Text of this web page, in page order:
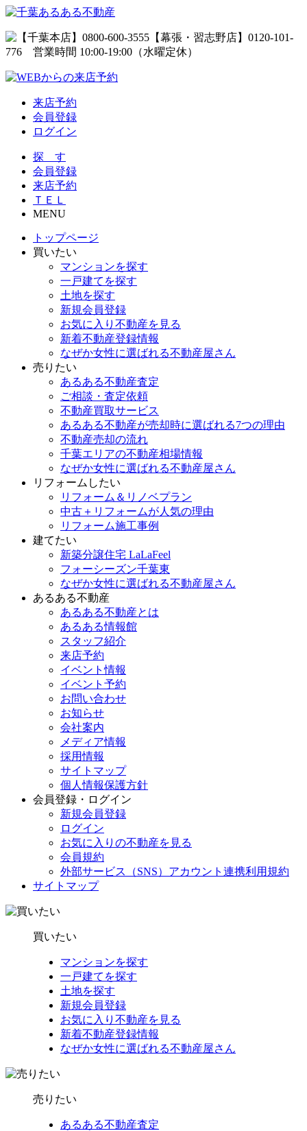
来店予約
会員登録
ログイン
探 す
会員登録
来店予約
ＴＥＬ
MENU
トップページ
買いたい
マンションを探す
一戸建てを探す
土地を探す
新規会員登録
お気に入り不動産を見る
新着不動産登録情報
なぜか女性に選ばれる不動産屋さん
売りたい
あるある不動産査定
ご相談・査定依頼
不動産買取サービス
あるある不動産が売却時に選ばれる7つの理由
不動産売却の流れ
千葉エリアの不動産相場情報
なぜか女性に選ばれる不動産屋さん
リフォームしたい
リフォーム＆リノベプラン
中古＋リフォームが人気の理由
リフォーム施工事例
建てたい
新築分譲住宅 LaLaFeel
フォーシーズン千葉東
なぜか女性に選ばれる不動産屋さん
あるある不動産
あるある不動産とは
あるある情報館
スタッフ紹介
来店予約
イベント情報
イベント予約
お問い合わせ
お知らせ
会社案内
メディア情報
採用情報
サイトマップ
個人情報保護方針
会員登録・ログイン
新規会員登録
ログイン
お気に入りの不動産を見る
会員規約
外部サービス（SNS）アカウント連携利用規約
サイトマップ
買いたい
マンションを探す
一戸建てを探す
土地を探す
新規会員登録
お気に入り不動産を見る
新着不動産登録情報
なぜか女性に選ばれる不動産屋さん
売りたい
あるある不動産査定